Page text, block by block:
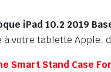
iPad 10.2 2019
votre tablette Apple,
Smart Stand Case